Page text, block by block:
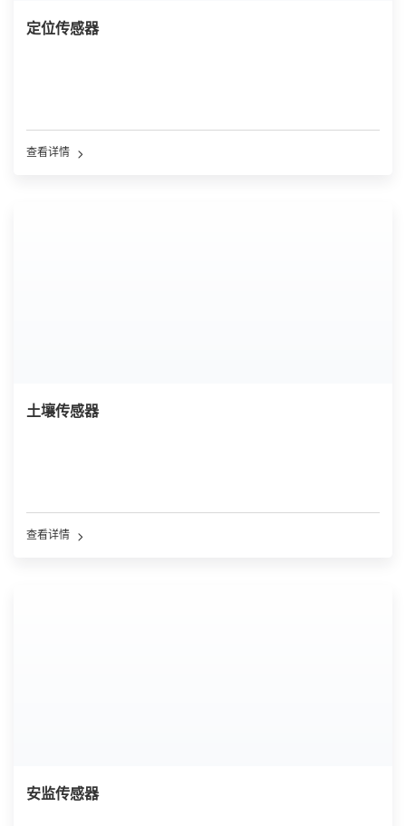
定位传感器
查看详情
土壤传感器
查看详情
安监传感器